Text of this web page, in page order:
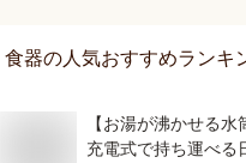
食器の人気おすすめランキ
【お湯が沸かせる水
充電式で持ち運べる